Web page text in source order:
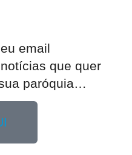
email​
que quer
paróquia…